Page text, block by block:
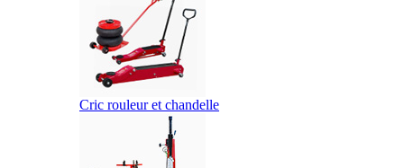
Cric rouleur et chandelle